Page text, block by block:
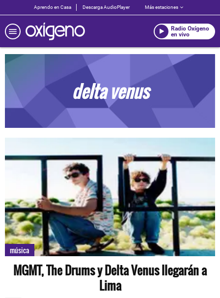
Aprendo en Casa Descarga AudioPlayer Más estaciones
Radio Oxígeno
en vivo
delta venus
música
MGMT, The Drums y Delta Venus llegarán a
Lima